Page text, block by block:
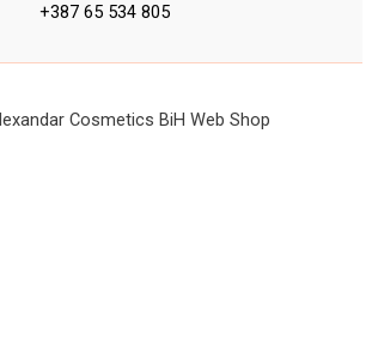
+387 65 534 805
Cosmetics BiH Web Shop